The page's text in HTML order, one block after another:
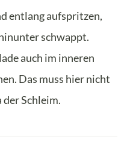
entlang aufspritzen,
schwappt.
auch im inneren
Das muss hier nicht
der Schleim.